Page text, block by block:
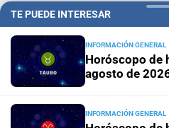
En
TE PUEDE INTERESAR
INFORMACIÓN GENERAL
Horóscopo de
agosto de
INFORMACIÓN GENERAL